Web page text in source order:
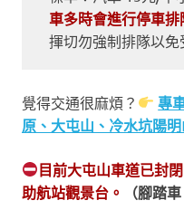
車多時會進行停車
揮切勿強制排隊以免
覺得交通很麻煩？
專
原、大屯山、冷水坑陽
目前大屯山車道已封
助航站觀景台。
（腳踏